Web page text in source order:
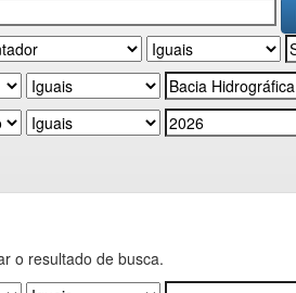
o resultado de busca.